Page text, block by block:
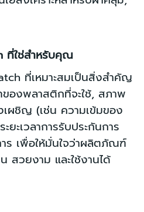
ที่ใช่สำหรับคุณ
ที่เหมาะสมเป็นสิ่งสำคัญ
องพลาสติกที่จะใช้, สภาพ
ชิญ (เช่น ความเข้มของ
ะเวลาการรับประกันการ
เพื่อให้มั่นใจว่าผลิตภัณฑ์
วยงาม และใช้งานได้